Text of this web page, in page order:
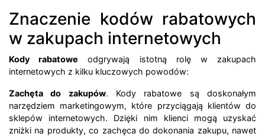
Znaczenie kodów rabatowych
w zakupach internetowych
Kody rabatowe odgrywają istotną rolę w zakupach
internetowych z kilku kluczowych powodów:
Zachęta do zakupów. Kody rabatowe są doskonałym
narzędziem marketingowym, które przyciągają klientów do
sklepów internetowych. Dzięki nim klienci mogą uzyskać
zniżki na produkty, co zachęca do dokonania zakupu, nawet